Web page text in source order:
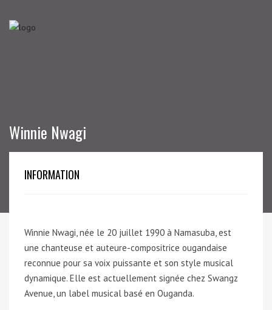
Winnie Nwagi
INFORMATION
Winnie Nwagi, née le 20 juillet 1990 à Namasuba, est
une chanteuse et auteure-compositrice ougandaise
reconnue pour sa voix puissante et son style musical
dynamique. Elle est actuellement signée chez Swangz
Avenue, un label musical basé en Ouganda.